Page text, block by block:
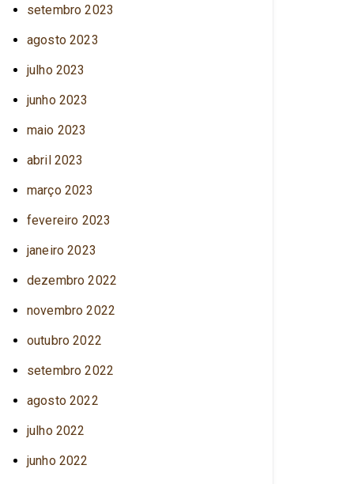
setembro 2023
agosto 2023
julho 2023
junho 2023
maio 2023
abril 2023
março 2023
fevereiro 2023
janeiro 2023
dezembro 2022
novembro 2022
outubro 2022
setembro 2022
agosto 2022
julho 2022
junho 2022